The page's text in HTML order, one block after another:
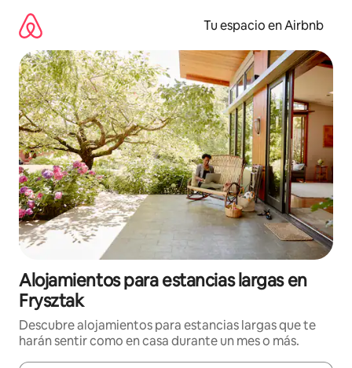
contenido
Tu espacio en Airbnb
Alojamientos para estancias largas en
Frysztak
Descubre alojamientos para estancias largas que te
harán sentir como en casa durante un mes o más.